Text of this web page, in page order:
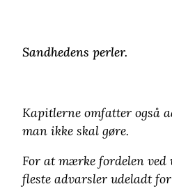
Sandhedens perler.
Kapitlerne omfatter også
man ikke skal gøre.
For at mærke fordelen ved
fleste advarsler udeladt